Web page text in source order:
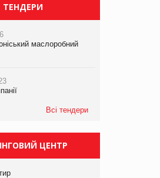
компанії «УкраМарин»
ТЕНДЕРИ
маслоробний
Всі тендери
ЦЕНТР